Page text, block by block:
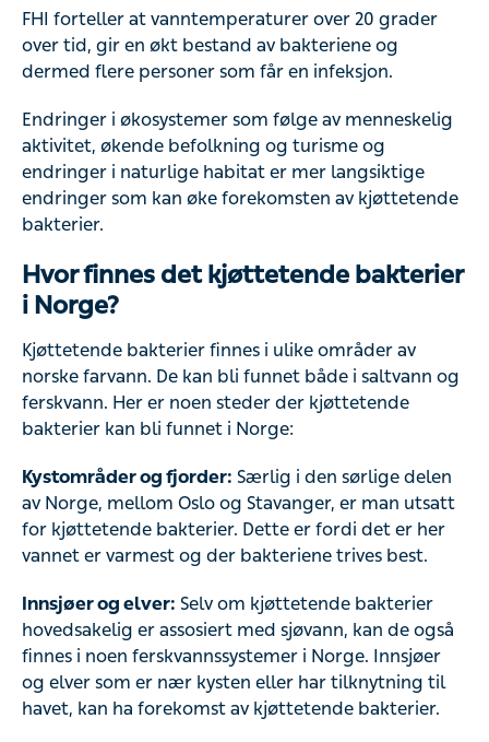
FHI forteller at vanntemperaturer over 20 grader
over tid, gir en økt bestand av bakteriene og
dermed flere personer som får en infeksjon.
Endringer i økosystemer som følge av menneskelig
aktivitet, økende befolkning og turisme og
endringer i naturlige habitat er mer langsiktige
endringer som kan øke forekomsten av kjøttetende
bakterier.
Hvor finnes det kjøttetende bakterier
i Norge?
Kjøttetende bakterier finnes i ulike områder av
norske farvann. De kan bli funnet både i saltvann og
ferskvann. Her er noen steder der kjøttetende
bakterier kan bli funnet i Norge:
Kystområder og fjorder: Særlig i den sørlige delen
av Norge, mellom Oslo og Stavanger, er man utsatt
for kjøttetende bakterier. Dette er fordi det er her
vannet er varmest og der bakteriene trives best.
Innsjøer og elver: Selv om kjøttetende bakterier
hovedsakelig er assosiert med sjøvann, kan de også
finnes i noen ferskvannssystemer i Norge. Innsjøer
og elver som er nær kysten eller har tilknytning til
havet, kan ha forekomst av kjøttetende bakterier.